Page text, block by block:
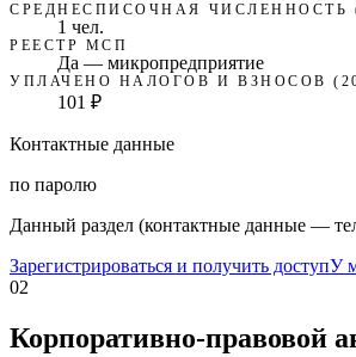
СРЕДНЕСПИСОЧНАЯ ЧИСЛЕННОСТЬ
1 чел.
РЕЕСТР МСП
Да — микропредприятие
УПЛАЧЕНО НАЛОГОВ И ВЗНОСОВ
101 ₽
Контактные данные
по паролю
Данный раздел (контактные данные —
Зарегистрироваться и получить доступУ
02
Корпоративно-правовой